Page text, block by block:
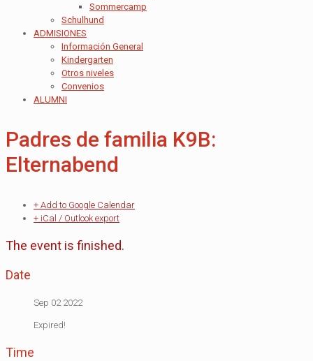
Sommercamp
Schulhund
ADMISIONES
Información General
Kindergarten
Otros niveles
Convenios
ALUMNI
Padres de familia K9B:
Elternabend
+ Add to Google Calendar
+ iCal / Outlook export
The event is finished.
Date
Sep 02 2022
Expired!
Time